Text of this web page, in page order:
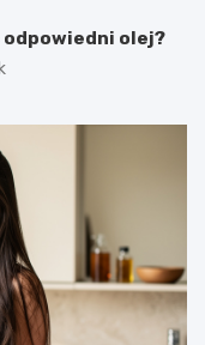
odpowiedni olej?